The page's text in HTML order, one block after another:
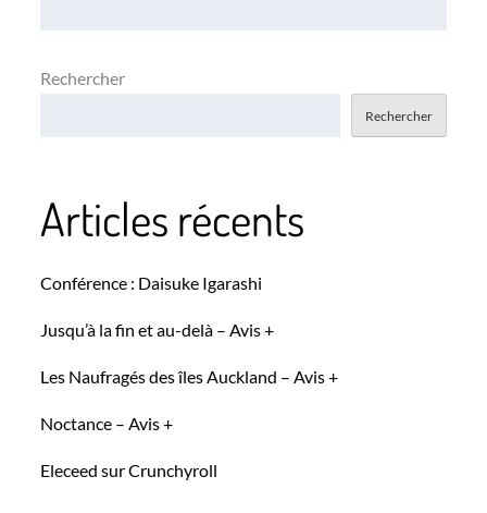
Rechercher
Rechercher
Articles récents
Conférence : Daisuke Igarashi
Jusqu’à la fin et au-delà – Avis +
Les Naufragés des îles Auckland – Avis +
Noctance – Avis +
Eleceed sur Crunchyroll